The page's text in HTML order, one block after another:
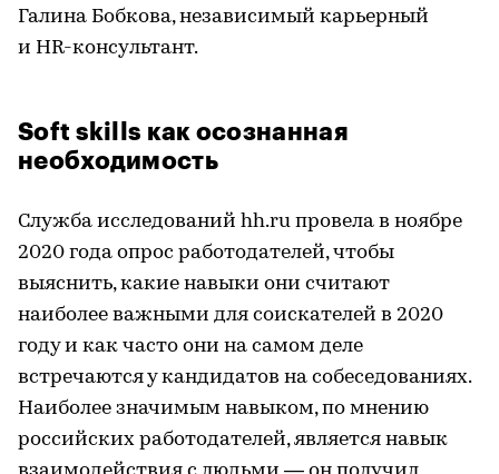
Галина Бобкова, независимый карьерный
и HR-консультант.
Soft skills как осознанная
необходимость
Служба исследований hh.ru провела в ноябре
2020 года опрос работодателей, чтобы
выяснить, какие навыки они считают
наиболее важными для соискателей в 2020
году и как часто они на самом деле
встречаются у кандидатов на собеседованиях.
Наиболее значимым навыком, по мнению
российских работодателей, является навык